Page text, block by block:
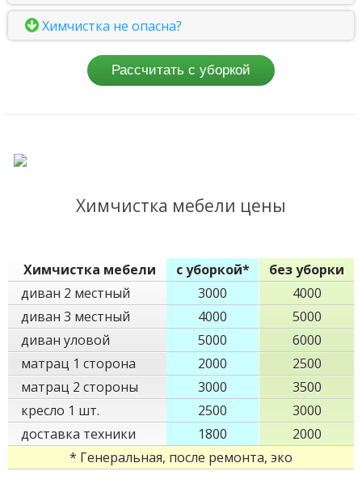
Химчистка не опасна?
Рассчитать с уборкой
Химчистка мебели цены
Химчистка мебели с уборкой*
без уборки
диван 2 местный
3000
4000
диван 3 местный
4000
5000
диван уловой
5000
6000
матрац 1 сторона
2000
2500
матрац 2 стороны
3000
3500
кресло 1 шт.
2500
3000
доставка техники
1800
2000
* Генеральная, после ремонта, эко